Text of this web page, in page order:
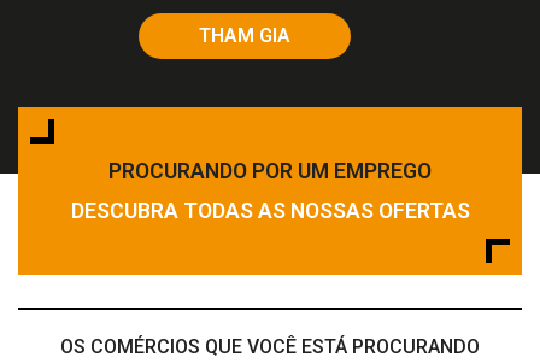
THAM GIA
PROCURANDO POR UM EMPREGO
DESCUBRA TODAS AS NOSSAS OFERTAS
OS COMÉRCIOS QUE VOCÊ ESTÁ PROCURANDO